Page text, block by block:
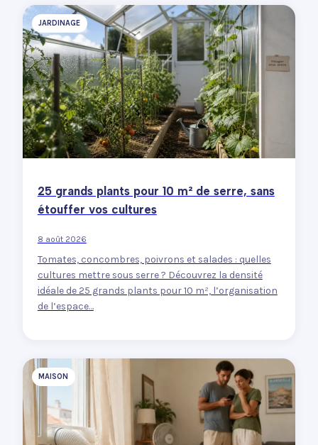
JARDINAGE
25 grands plants pour 10 m² de serre, sans
étouffer vos cultures
8 août 2026
Tomates, concombres, poivrons et salades : quelles
cultures mettre sous serre ? Découvrez la densité
idéale de 25 grands plants pour 10 m², l’organisation
de l’espace…
MAISON